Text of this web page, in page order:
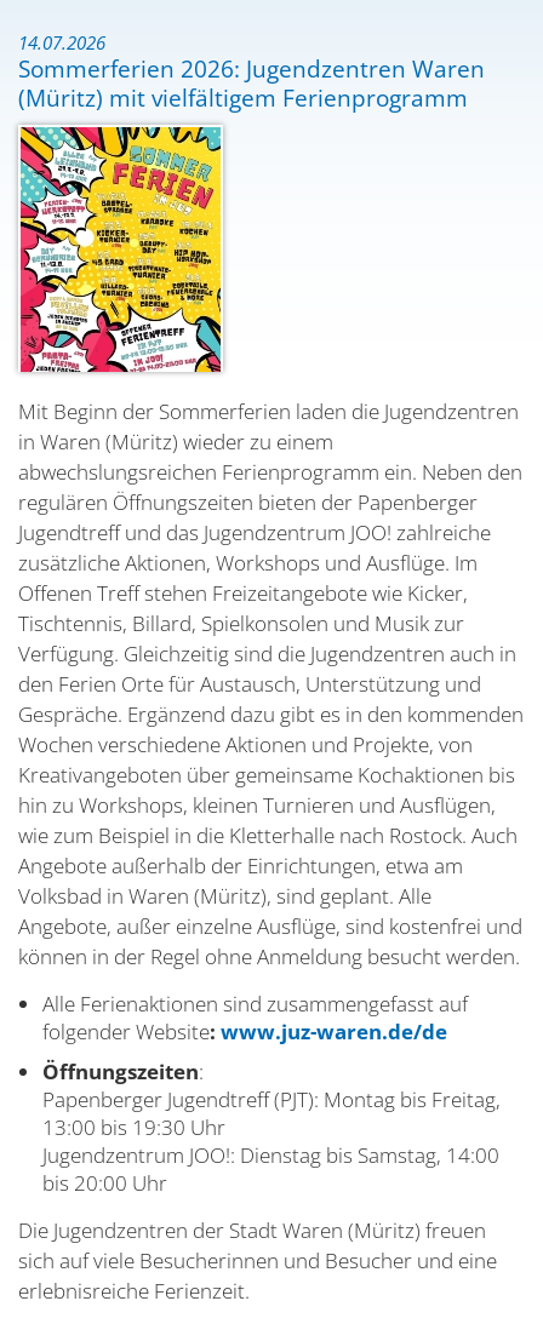
14.07.2026
Sommerferien 2026: Jugendzentren Waren
(Müritz) mit vielfältigem Ferienprogramm
Mit Beginn der Sommerferien laden die Jugendzentren
in Waren (Müritz) wieder zu einem
abwechslungsreichen Ferienprogramm ein. Neben den
regulären Öffnungszeiten bieten der Papenberger
Jugendtreff und das Jugendzentrum JOO! zahlreiche
zusätzliche Aktionen, Workshops und Ausflüge. Im
Offenen Treff stehen Freizeitangebote wie Kicker,
Tischtennis, Billard, Spielkonsolen und Musik zur
Verfügung. Gleichzeitig sind die Jugendzentren auch in
den Ferien Orte für Austausch, Unterstützung und
Gespräche. Ergänzend dazu gibt es in den kommenden
Wochen verschiedene Aktionen und Projekte, von
Kreativangeboten über gemeinsame Kochaktionen bis
hin zu Workshops, kleinen Turnieren und Ausflügen,
wie zum Beispiel in die Kletterhalle nach Rostock. Auch
Angebote außerhalb der Einrichtungen, etwa am
Volksbad in Waren (Müritz), sind geplant. Alle
Angebote, außer einzelne Ausflüge, sind kostenfrei und
können in der Regel ohne Anmeldung besucht werden.
Alle Ferienaktionen sind zusammengefasst auf
folgender Website: www.juz-waren.de/de
Öffnungszeiten:
Papenberger Jugendtreff (PJT): Montag bis Freitag,
13:00 bis 19:30 Uhr
Jugendzentrum JOO!: Dienstag bis Samstag, 14:00
bis 20:00 Uhr
Die Jugendzentren der Stadt Waren (Müritz) freuen
sich auf viele Besucherinnen und Besucher und eine
erlebnisreiche Ferienzeit.